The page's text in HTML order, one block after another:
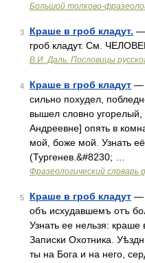
Большой толково-
3 Краше в гроб кладут. —
гроб кладут. См.
В.И. Даль. Пословицы
4 Краше в гроб кладут —
сильно похудел,
вышел словно
Андреевне] опять в
мой, боже мой. Узнать
(Тургенев.&#8230; …
Фразеологический словарь
5 Краше в гроб кладут —
объ исхудавшемъ отъ
Узнать ее нельзя: краше
Записки Охотника.
ты на Бога и на него,